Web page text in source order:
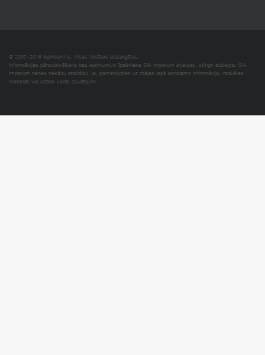
© 2007–2018 Iepirkumi.lv. Visas tiesības aizsargātas.
Informācijas pārpublicēšana bez iepirkumi.lv īpašnieka SIA Imperum atļaujas, stingri aizliegta. SIA
Imperum nenes nekādu atbildību, ja, pamatojoties uz mājas lapā atrodamo informāciju, radušies
materiāli vai citāda veida zaudējumi.